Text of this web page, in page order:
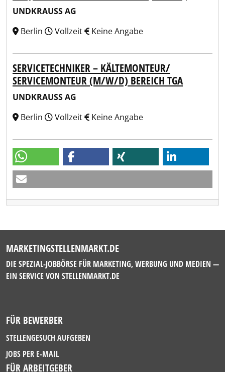
UNDKRAUSS AG
Berlin
Vollzeit Keine Angabe
SERVICETECHNIKER – KÄLTEMONTEUR/
SERVICEMONTEUR (M/W/D) BEREICH TGA
UNDKRAUSS AG
Berlin
Vollzeit Keine Angabe
MARKETINGSTELLENMARKT.DE
DIE SPEZIAL-JOBBÖRSE FÜR MARKETING, WERBUNG UND MEDIEN —
EIN SERVICE VON STELLENMARKT.DE
FÜR BEWERBER
STELLENGESUCH AUFGEBEN
JOBS PER E-MAIL
FÜR ARBEITGEBER